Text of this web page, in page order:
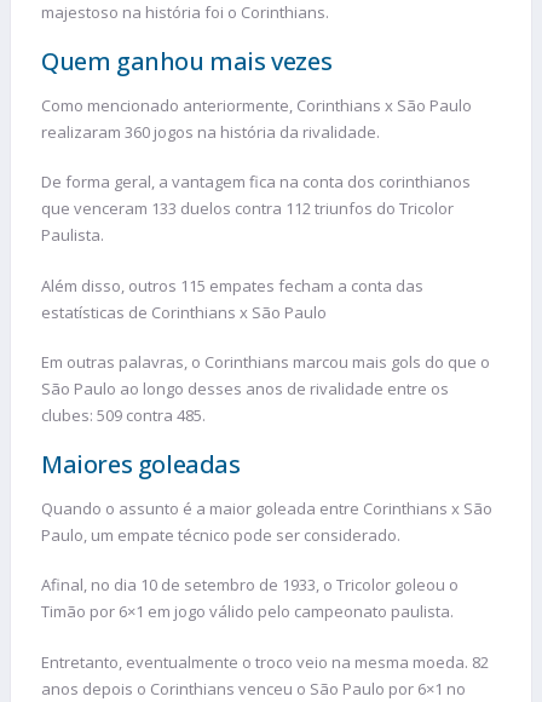
majestoso na história foi o Corinthians.
Quem ganhou mais vezes
Como mencionado anteriormente, Corinthians x São Paulo
realizaram 360 jogos na história da rivalidade.
De forma geral, a vantagem fica na conta dos corinthianos
que venceram 133 duelos contra 112 triunfos do Tricolor
Paulista.
Além disso, outros 115 empates fecham a conta das
estatísticas de Corinthians x São Paulo
Em outras palavras, o Corinthians marcou mais gols do que o
São Paulo ao longo desses anos de rivalidade entre os
clubes: 509 contra 485.
Maiores goleadas
Quando o assunto é a maior goleada entre Corinthians x São
Paulo, um empate técnico pode ser considerado.
Afinal, no dia 10 de setembro de 1933, o Tricolor goleou o
Timão por 6×1 em jogo válido pelo campeonato paulista.
Entretanto, eventualmente o troco veio na mesma moeda. 82
anos depois o Corinthians venceu o São Paulo por 6×1 no